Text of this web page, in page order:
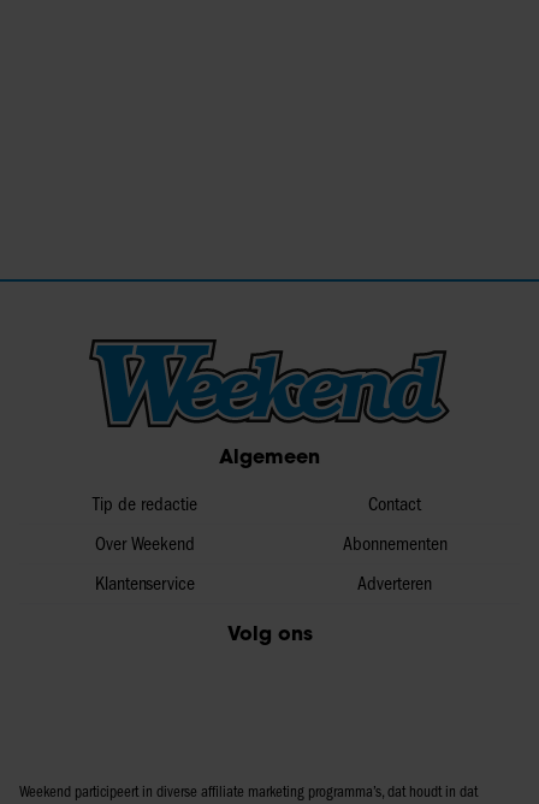
Algemeen
Tip de redactie
Over Weekend
Klantenservice
Contact
Abonnementen
Adverteren
Volg ons
Weekend participeert in diverse affiliate marketing programma’s, dat houdt in dat